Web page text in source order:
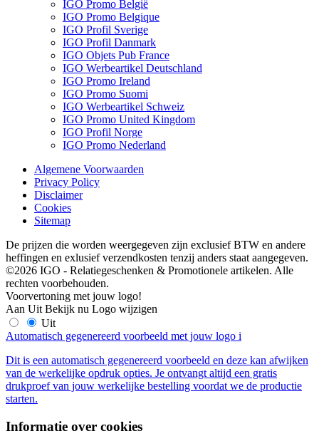
IGO Promo België
IGO Promo Belgique
IGO Profil Sverige
IGO Profil Danmark
IGO Objets Pub France
IGO Werbeartikel Deutschland
IGO Promo Ireland
IGO Promo Suomi
IGO Werbeartikel Schweiz
IGO Promo United Kingdom
IGO Profil Norge
IGO Promo Nederland
Algemene Voorwaarden
Privacy Policy
Disclaimer
Cookies
Sitemap
De prijzen die worden weergegeven zijn exclusief BTW en andere
heffingen en exlusief verzendkosten tenzij anders staat aangegeven.
©2026 IGO - Relatiegeschenken & Promotionele artikelen. Alle
rechten voorbehouden.
Voorvertoning met jouw logo!
Aan Uit Bekijk nu Logo wijzigen
Uit
Automatisch gegenereerd voorbeeld met jouw logo i
Dit is een automatisch gegenereerd voorbeeld en deze kan afwijken
van de werkelijke opdruk opties. Je ontvangt altijd een gratis
drukproef van jouw werkelijke bestelling voordat we de productie
starten.
Informatie over cookies